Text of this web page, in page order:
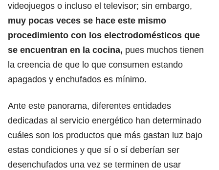
videojuegos o incluso el televisor; sin embargo,
muy pocas veces se hace este mismo
procedimiento con los electrodomésticos que
se encuentran en la cocina, pues muchos tienen
la creencia de que lo que consumen estando
apagados y enchufados es mínimo.
Ante este panorama, diferentes entidades
dedicadas al servicio energético han determinado
cuáles son los productos que más gastan luz bajo
estas condiciones y que sí o sí deberían ser
desenchufados una vez se terminen de usar